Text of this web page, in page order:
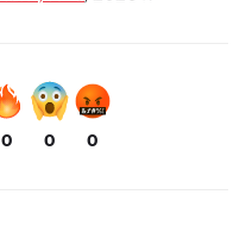
0 0 0